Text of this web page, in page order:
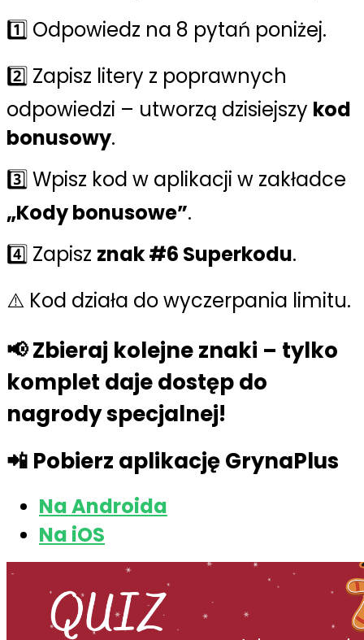
1️⃣ Odpowiedz na 8 pytań poniżej.
2️⃣ Zapisz litery z poprawnych
odpowiedzi – utworzą dzisiejszy kod
bonusowy.
3️⃣ Wpisz kod w aplikacji w zakładce
„Kody bonusowe”.
4️⃣ Zapisz znak #6 Superkodu.
⚠️ Kod działa do wyczerpania limitu.
📢 Zbieraj kolejne znaki – tylko
komplet daje dostęp do
nagrody specjalnej!
📲 Pobierz aplikację GrynaPlus
Na Androida
Na iOS